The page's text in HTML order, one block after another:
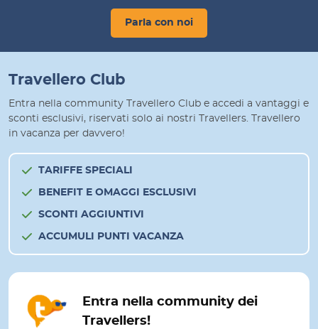
Parla con noi
Travellero Club
Entra nella community Travellero Club e accedi a vantaggi e
sconti esclusivi, riservati solo ai nostri Travellers. Travellero
in vacanza per davvero!
TARIFFE SPECIALI
BENEFIT E OMAGGI ESCLUSIVI
SCONTI AGGIUNTIVI
ACCUMULI PUNTI VACANZA
Entra nella community dei
Travellers!